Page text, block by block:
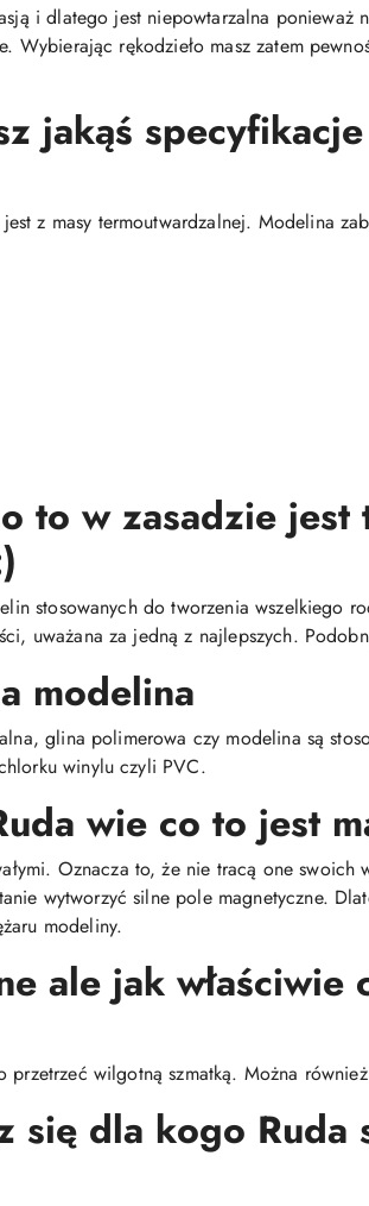
i dlatego jest niepowtarzalna ponieważ
Wybierając rękodzieło masz zatem
jakąś
z masy termoutwardzalnej. Modelina
to w zasadzie jest
stosowanych do tworzenia wszelkiego
uważana za jedną z najlepszych.
modelina
glina polimerowa czy modelina są
winylu czyli PVC.
wie co to jest
Oznacza to, że nie tracą one swoich
wytworzyć silne pole magnetyczne.
modeliny.
ale jak właściwie
przetrzeć wilgotną szmatką. Można
się dla kogo Ruda